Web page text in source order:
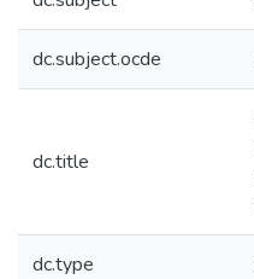
dc.subject.ocde
dc.title
dc.type